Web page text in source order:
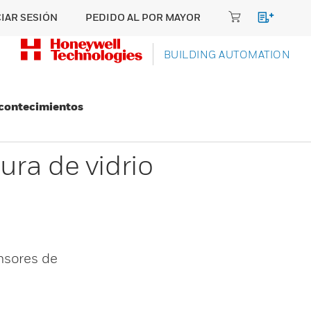
SESIÓN PEDIDO AL POR MAYOR
BUILDING AUTOMATION
de vidrio
de